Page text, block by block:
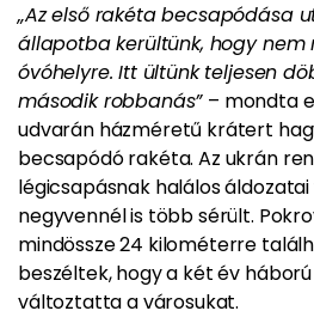
„Az első rakéta becsapódása
állapotba kerültünk, hogy nem
óvóhelyre. Itt ültünk teljesen
második robbanás” – mondta
udvarán házméretű krátert
becsapódó rakéta. Az ukrán
légicsapásnak halálos áldozatai
negyvennél is több sérült.
mindössze 24 kilométerre
beszéltek, hogy a két év
változtatta a városukat.